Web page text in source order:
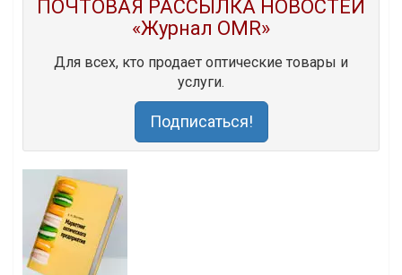
ПОЧТОВАЯ РАССЫЛКА НОВОСТЕЙ
«Журнал OMR»
Для всех, кто продает оптические товары и
услуги.
Подписаться!